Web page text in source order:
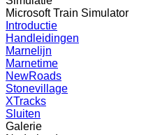
Microsoft Train Simulator
Introductie
Handleidingen
Marnelijn
Marnetime
NewRoads
Stonevillage
XTracks
Sluiten
Galerie